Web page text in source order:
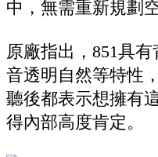
中，無需重新規劃空
原廠指出，851具
音透明自然等特性
聽後都表示想擁有
得內部高度肯定。